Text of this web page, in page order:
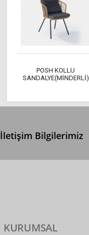
POSH KOLLU
SANDALYE(MİNDERLİ)
İletişim Bilgilerimiz
KURUMSAL